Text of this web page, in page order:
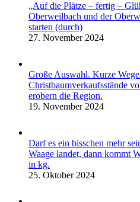
„Auf die Plätze – fertig –
Oberweilbach und der
starten (durch)
27. November 2024
Große Auswahl. Kurze
Christbaumverkaufsstände
erobern die Region.
19. November 2024
Darf es ein bisschen mehr
Waage landet, dann kommt
in kg.
25. Oktober 2024